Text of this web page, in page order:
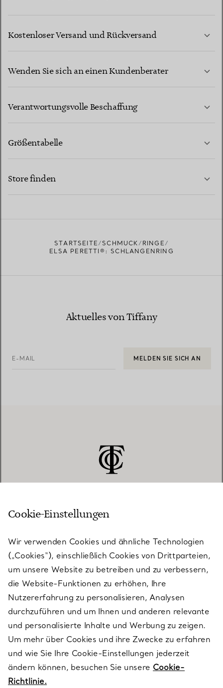
Kostenloser Versand und Rückversand
Wenden Sie sich an einen Kundenberater
Verantwortungsvolle Beschaffung
Größentabelle
Store finden
STARTSEITE SCHMUCK
RINGE
ELSA PERETTI®: SCHLANGENRING
Aktuelles von Tiffany
E-MAIL MELDEN SIE SICH AN
KUNDENSERVICE
SERVICES
ÜBER TIFFANY & CO.
RECHTLICHE HINWEISE
FOLGEN SIE UNS
Cookie-Einstellungen
Wir verwenden Cookies und ähnliche Technologien
(„Cookies“), einschließlich Cookies von Drittparteien,
um unsere Website zu betreiben und zu verbessern,
die Website-Funktionen zu erhöhen, Ihre
Nutzererfahrung zu personalisieren, Analysen
durchzuführen und um Ihnen und anderen relevante
und personalisierte Inhalte und Werbung zu zeigen.
Um mehr über Cookies und ihre Zwecke zu erfahren
und wie Sie Ihre Cookie-Einstellungen jederzeit
ändern können, besuchen Sie unsere Cookie-
Richtlinie.